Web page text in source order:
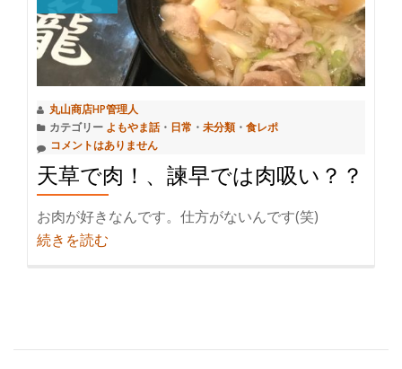
丸山商店HP管理人
カテゴリー よもやま話・ 日常 ・ 未分類 ・ 食レポ
コメントはありません
天草で肉！、諫早では肉吸い？？
お肉が好きなんです。仕方がないんです(笑)
続きを読む
肉！、